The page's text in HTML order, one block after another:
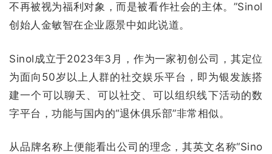
不再被视为福利对象，而是被看作社会的主体。”Sinol
创始人金敏智在企业愿景中如此说道。
Sinol成立于2023年3月，作为一家初创公司，其定位
为面向50岁以上人群的社交娱乐平台，即为银发族搭
建一个可以聊天、可以社交、可以组织线下活动的数
字平台，功能与国内的“退休俱乐部”非常相似。
从品牌名称上便能看出公司的理念，其英文名称“Sino